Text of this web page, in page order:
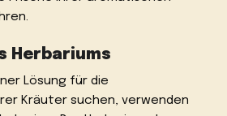
Herbariums
Lösung für die
Kräuter suchen, verwenden